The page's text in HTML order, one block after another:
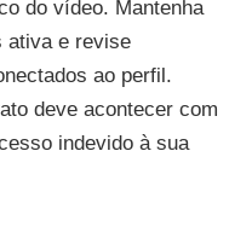
do vídeo. Mantenha
ativa e revise
ao perfil.
deve acontecer com
indevido à sua